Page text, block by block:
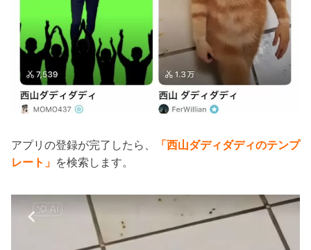
アプリの登録が完了したら、
「西山ダディダディのテンプ
レート」 を検索します。